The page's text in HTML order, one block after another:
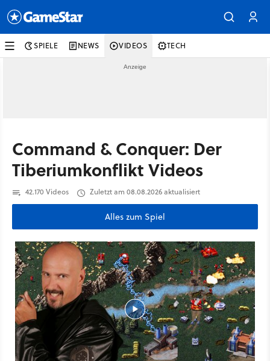
SPIELE NEWS VIDEOS TECH
Command & Conquer: Der
Tiberiumkonflikt Videos
42.170 Videos Zuletzt am 08.08.2026 aktualisiert
Alles zum Spiel